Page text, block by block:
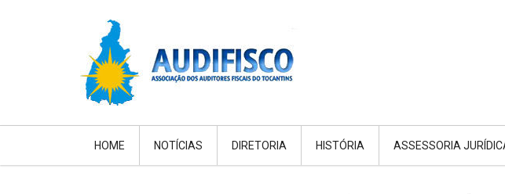
HOME NOTÍCIAS DIRETORIA HISTÓRIA ASSESSORIA